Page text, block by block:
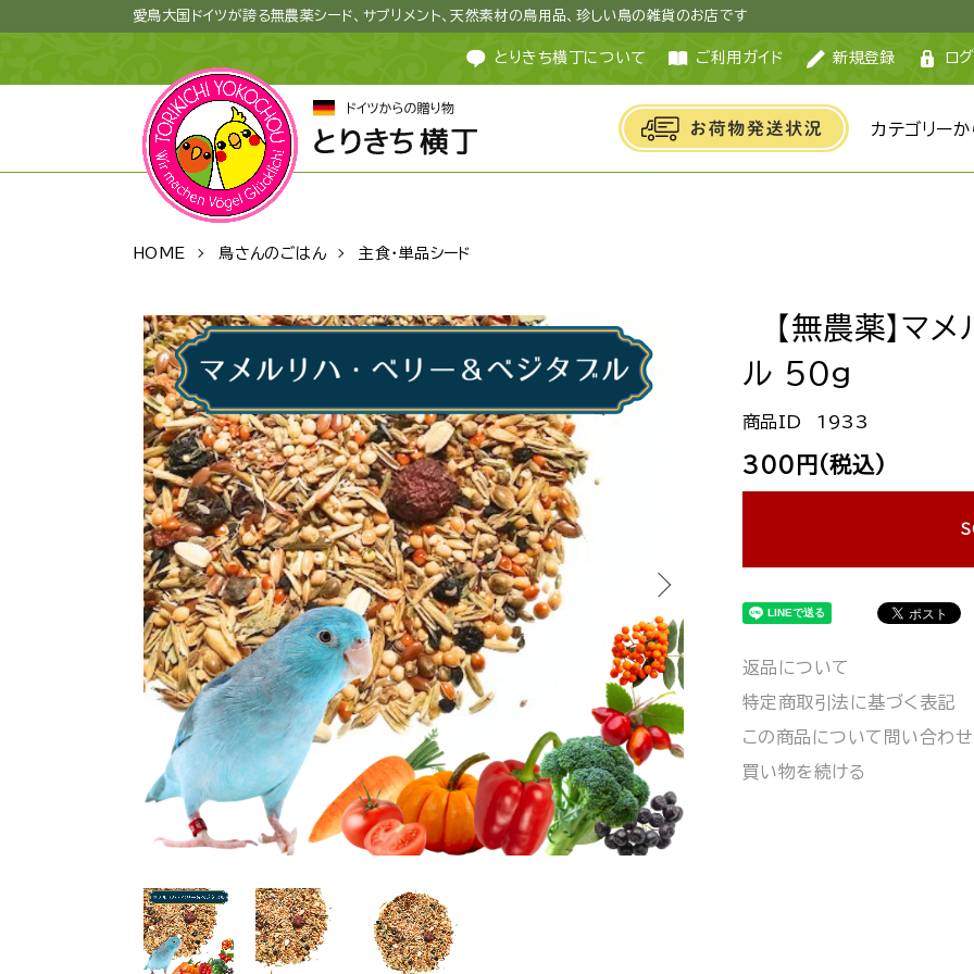
愛鳥大国ドイツが誇る無農薬シード、サプリメント、天然素材の鳥用品、珍しい鳥の雑貨のお店です
とりきち横丁について ご利用ガイド 新規登録 ロ
カテゴリー
HOME 鳥さんのごはん 主食・単品シード
【無農薬】マ
ル 50g
1933
300円(税込)
返品について
特定商取引法に基づく表記
この商品について問い合わせ
買い物を続ける